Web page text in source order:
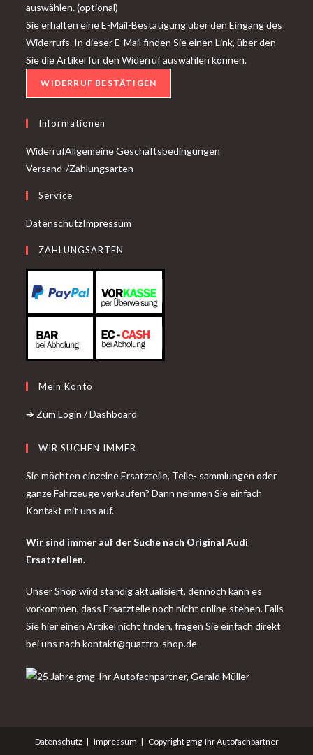
auswählen.(optional)
Sie erhalten eine E-Mail-Bestätigung über den Eingang des
Widerrufs. In dieser E-Mail finden Sie einen Link, über den
Sie die Artikel für den Widerruf auswählen können.
WIDERRUF BESTÄTIGEN
Informationen
WiderrufAllgemeine Geschäftsbedingungen
Versand-/Zahlungsarten
Service
DatenschutzImpressum
ZAHLUNGSARTEN
Mein Konto
➔ Zum Login / Dashboard
WIR SUCHEN IMMER
Sie möchten einzelne Ersatzteile, Teile- sammlungen oder
ganze Fahrzeuge verkaufen? Dann nehmen Sie einfach
Kontakt mit uns auf.
Wir sind immer auf der Suche nach Original Audi
Ersatzteilen.
Unser Shop wird ständig aktualisiert, dennoch kann es
vorkommen, dass Ersatzteile noch nicht online stehen. Falls
Sie hier einen Artikel nicht finden, fragen Sie einfach direkt
bei uns nachkontakt@quattro-shop.de
Datenschutz Impressum Copyright gmg-Ihr Autofachpartner